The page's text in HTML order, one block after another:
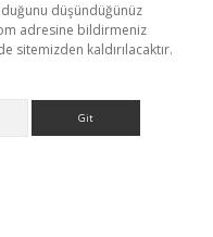
düşündüğünüz
adresine bildirmeniz
sitemizden kaldırılacaktır.